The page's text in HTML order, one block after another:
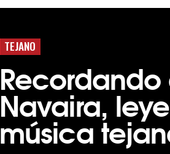
TEJANO
Recordando
Navaira,
música